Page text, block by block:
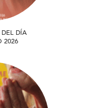
DEL DÍA
2026